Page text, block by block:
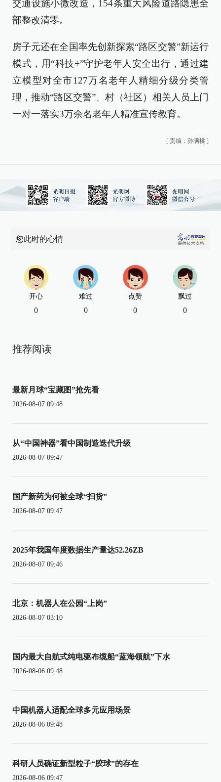
交通设施小微改造，154条重大风险道路隐患全
部整改清零。
房子元还在全国率先创新探索“路区交警”新运行
模式，用“科技+”守护老年人安全出行，通过建
立模型对全市127万名老年人精细分级分类管
理，推动“路区交警”、村（社区）相关人员上门
一对一落实3万余名老年人精准宣传教育。
[ 责编：孙满桃 ]
您此时的心情
开心
0
难过
0
点赞
0
飘过
0
推荐阅读
最新月球“宝藏图”抢先看
2026-08-07 09:48
从“中国神器”看中国制造迭代升级
2026-08-07 09:47
国产新药为何被全球“扫货”
2026-08-07 09:47
2025年我国年度数据生产量达52.26ZB
2026-08-07 09:46
北京：机器人在公园“上岗”
2026-08-07 03:10
国内最大自航式纯电驱布缆船“蓝海领航”下水
2026-08-06 09:48
中国机器人适配全球多元应用场景
2026-08-06 09:48
科研人员确证新型粒子“胶球”的存在
2026-08-06 09:47